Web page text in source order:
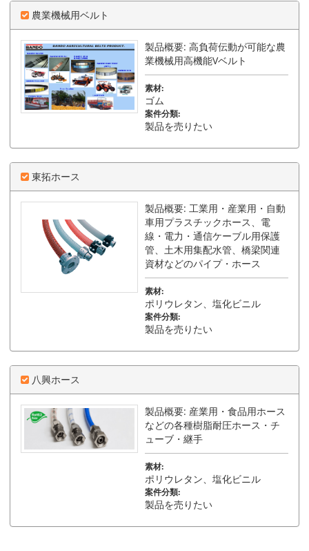
農業機械用ベルト
製品概要: 高負荷伝動が可能な農
業機械用高機能Vベルト
素材:
ゴム
案件分類:
製品を売りたい
東拓ホース
製品概要: 工業用・産業用・自動
車用プラスチックホース、電
線・電力・通信ケーブル用保護
管、土木用集配水管、橋梁関連
資材などのパイプ・ホース
素材:
ポリウレタン、塩化ビニル
案件分類:
製品を売りたい
八興ホース
製品概要: 産業用・食品用ホース
などの各種樹脂耐圧ホース・チ
ューブ・継手
素材:
ポリウレタン、塩化ビニル
案件分類:
製品を売りたい